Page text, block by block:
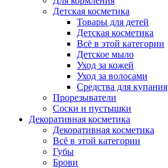
Детская косметика
Товары для детей
Детская косметика
Всё в этой категории
Детское мыло
Уход за кожей
Уход за волосами
Средства для купания
Прорезыватели
Соски и пустышки
Декоративная косметика
Декоративная косметика
Всё в этой категории
Губы
Брови